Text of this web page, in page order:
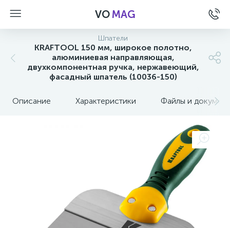
VOMAG
Шпатели
KRAFTOOL 150 мм, широкое полотно,
алюминиевая направляющая,
двухкомпонентная ручка, нержавеющий,
фасадный шпатель (10036-150)
Описание Характеристики Файлы и